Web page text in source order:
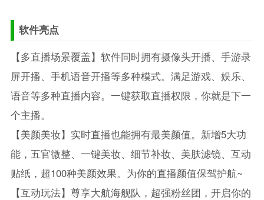
软件亮点
【多直播场景覆盖】软件同时拥有摄像头开播、手游录
屏开播、手机语音开播等多种模式。满足游戏、娱乐、
语音等多种直播内容。一键获取直播权限，你就是下一
个主播。
【美颜美妆】实时直播也能拥有最美颜值。新增5大功
能，五官微整、一键美妆、细节补妆、美肤滤镜、互动
贴纸，超100种美颜效果。为你的直播颜值保驾护航~
【互动玩法】尊享大航海舰队，超强粉丝团，开启你的